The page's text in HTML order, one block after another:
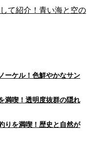
て紹介！青い海と空の
ーケル！色鮮やかなサン
満喫！透明度抜群の隠れ
りを満喫！歴史と自然が